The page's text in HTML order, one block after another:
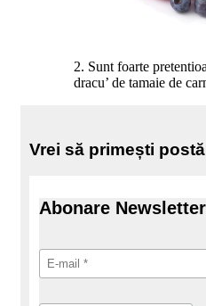
2. Sunt foarte
dracu’ de tamaie de
Vrei să primești
Abonare Newsletter